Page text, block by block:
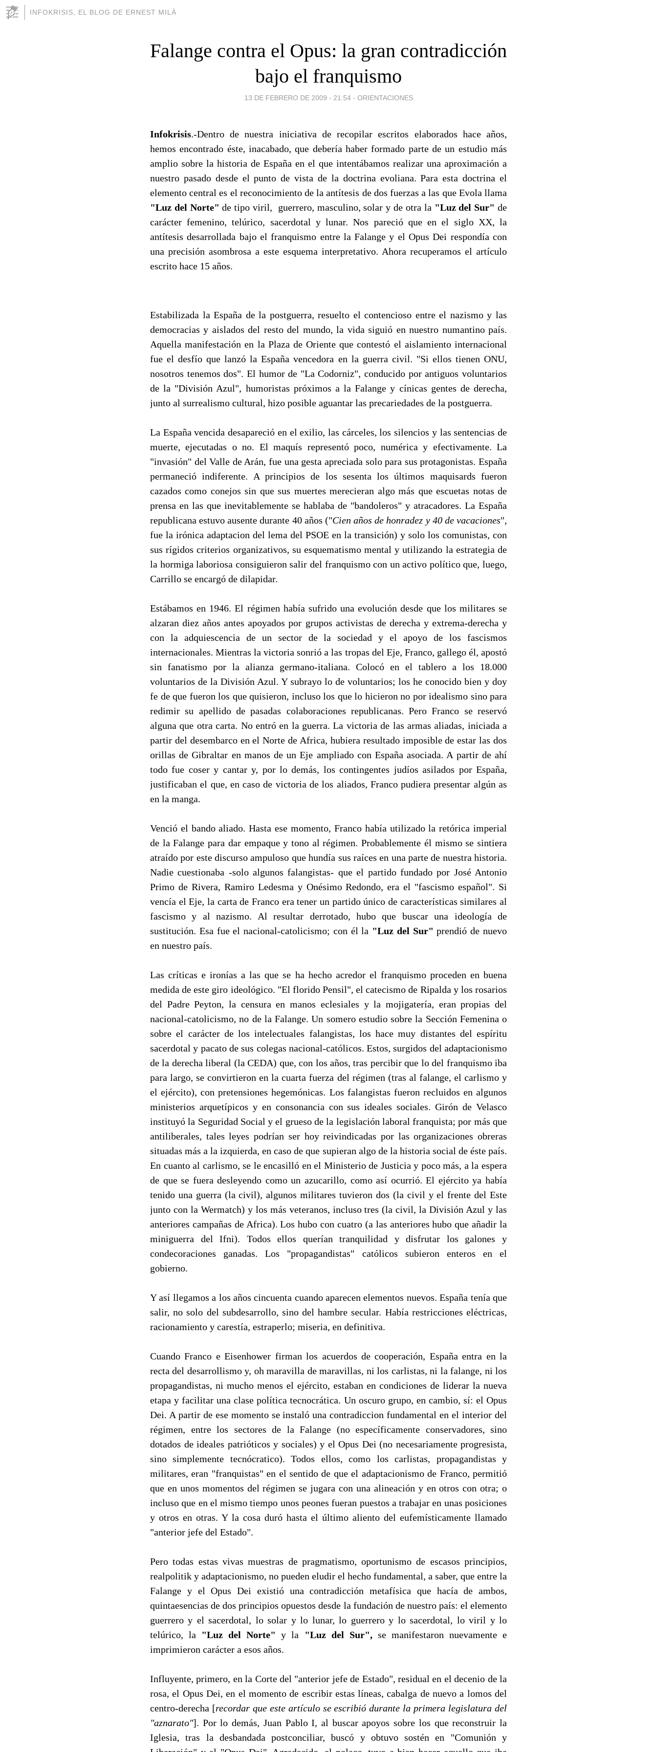
INFOKRISIS, EL BLOG DE ERNEST MILÀ
Falange contra el Opus: la gran contradicción
bajo el franquismo
13 DE FEBRERO DE 2009 - 21:54 - ORIENTACIONES
Infokrisis.-Dentro de nuestra iniciativa de recopilar escritos elaborados hace años,
hemos encontrado éste, inacabado, que debería haber formado parte de un estudio más
amplio sobre la historia de España en el que intentábamos realizar una aproximación a
nuestro pasado desde el punto de vista de la doctrina evoliana. Para esta doctrina el
elemento central es el reconocimiento de la antítesis de dos fuerzas a las que Evola llama
"Luz del Norte"de tipo viril, guerrero, masculino, solar y de otra la "Luz del Sur" de
carácter femenino, telúrico, sacerdotal y lunar. Nos pareció que en el siglo XX, la
antítesis desarrollada bajo el franquismo entre la Falange y el Opus Dei respondía con
una precisión asombrosa a este esquema interpretativo. Ahora recuperamos el artículo
escrito hace 15 años.
Estabilizada la España de la postguerra, resuelto el contencioso entre el nazismo y las
democracias y aislados del resto del mundo, la vida siguió en nuestro numantino país.
Aquella manifestación en la Plaza de Oriente que contestó el aislamiento internacional
fue el desfío que lanzó la España vencedora en la guerra civil. "Si ellos tienen ONU,
nosotros tenemos dos". El humor de "La Codorniz", conducido por antiguos voluntarios
de la "División Azul", humoristas próximos a la Falange y cínicas gentes de derecha,
junto al surrealismo cultural, hizo posible aguantar las precariedades de la postguerra.
La España vencida desapareció en el exilio, las cárceles, los silencios y las sentencias de
muerte, ejecutadas o no. El maquís representó poco, numérica y efectivamente. La
"invasión" del Valle de Arán, fue una gesta apreciada solo para sus protagonistas. España
permaneció indiferente. A principios de los sesenta los últimos maquisards fueron
cazados como conejos sin que sus muertes merecieran algo más que escuetas notas de
prensa en las que inevitablemente se hablaba de "bandoleros" y atracadores. La España
republicana estuvo ausente durante 40 años ("Cien años de honradez y 40 de vacaciones",
fue la irónica adaptacion del lema del PSOE en la transición) y solo los comunistas, con
sus rígidos criterios organizativos, su esquematismo mental y utilizando la estrategia de
la hormiga laboriosa consiguieron salir del franquismo con un activo político que, luego,
Carrillo se encargó de dilapidar.
Estábamos en 1946. El régimen había sufrido una evolución desde que los militares se
alzaran diez años antes apoyados por grupos activistas de derecha y extrema-derecha y
con la adquiescencia de un sector de la sociedad y el apoyo de los fascismos
internacionales. Mientras la victoria sonrió a las tropas del Eje, Franco, gallego él, apostó
sin fanatismo por la alianza germano-italiana. Colocó en el tablero a los 18.000
voluntarios de la División Azul. Y subrayo lo de voluntarios; los he conocido bien y doy
fe de que fueron los que quisieron, incluso los que lo hicieron no por idealismo sino para
redimir su apellido de pasadas colaboraciones republicanas. Pero Franco se reservó
alguna que otra carta. No entró en la guerra. La victoria de las armas aliadas, iniciada a
partir del desembarco en el Norte de Africa, hubiera resultado imposible de estar las dos
orillas de Gibraltar en manos de un Eje ampliado con España asociada. A partir de ahí
todo fue coser y cantar y, por lo demás, los contingentes judíos asilados por España,
justificaban el que, en caso de victoria de los aliados, Franco pudiera presentar algún as
en la manga.
Venció el bando aliado. Hasta ese momento, Franco había utilizado la retórica imperial
de la Falange para dar empaque y tono al régimen. Probablemente él mismo se sintiera
atraído por este discurso ampuloso que hundía sus raíces en una parte de nuestra historia.
Nadie cuestionaba -solo algunos falangistas- que el partido fundado por José Antonio
Primo de Rivera, Ramiro Ledesma y Onésimo Redondo, era el "fascismo español". Si
vencía el Eje, la carta de Franco era tener un partido único de características similares al
fascismo y al nazismo. Al resultar derrotado, hubo que buscar una ideología de
sustitución. Esa fue el nacional-catolicismo; con él la "Luz del Sur" prendió de nuevo
en nuestro país.
Las críticas e ironías a las que se ha hecho acredor el franquismo proceden en buena
medida de este giro ideológico. "El florido Pensil", el catecismo de Ripalda y los rosarios
del Padre Peyton, la censura en manos eclesiales y la mojigatería, eran propias del
nacional-catolicismo, no de la Falange. Un somero estudio sobre la Sección Femenina o
sobre el carácter de los intelectuales falangistas, los hace muy distantes del espíritu
sacerdotal y pacato de sus colegas nacional-católicos. Estos, surgidos del adaptacionismo
de la derecha liberal (la CEDA) que, con los años, tras percibir que lo del franquismo iba
para largo, se convirtieron en la cuarta fuerza del régimen (tras al falange, el carlismo y
el ejército), con pretensiones hegemónicas. Los falangistas fueron recluidos en algunos
ministerios arquetípicos y en consonancia con sus ideales sociales. Girón de Velasco
instituyó la Seguridad Social y el grueso de la legislación laboral franquista; por más que
antiliberales, tales leyes podrían ser hoy reivindicadas por las organizaciones obreras
situadas más a la izquierda, en caso de que supieran algo de la historia social de éste país.
En cuanto al carlismo, se le encasilló en el Ministerio de Justicia y poco más, a la espera
de que se fuera desleyendo como un azucarillo, como así ocurrió. El ejército ya había
tenido una guerra (la civil), algunos militares tuvieron dos (la civil y el frente del Este
junto con la Wermatch) y los más veteranos, incluso tres (la civil, la División Azul y las
anteriores campañas de Africa). Los hubo con cuatro (a las anteriores hubo que añadir la
miniguerra del Ifni). Todos ellos querían tranquilidad y disfrutar los galones y
condecoraciones ganadas. Los "propagandistas" católicos subieron enteros en el
gobierno.
Y así llegamos a los años cincuenta cuando aparecen elementos nuevos. España tenía que
salir, no solo del subdesarrollo, sino del hambre secular. Había restricciones eléctricas,
racionamiento y carestía, estraperlo; miseria, en definitiva.
Cuando Franco e Eisenhower firman los acuerdos de cooperación, España entra en la
recta del desarrollismo y, oh maravilla de maravillas, ni los carlistas, ni la falange, ni los
propagandistas, ni mucho menos el ejército, estaban en condiciones de liderar la nueva
etapa y facilitar una clase política tecnocrática. Un oscuro grupo, en cambio, sí: el Opus
Dei. A partir de ese momento se instaló una contradiccion fundamental en el interior del
régimen, entre los sectores de la Falange (no específicamente conservadores, sino
dotados de ideales patrióticos y sociales) y el Opus Dei (no necesariamente progresista,
sino simplemente tecnócratico). Todos ellos, como los carlistas, propagandistas y
militares, eran "franquistas" en el sentido de que el adaptacionismo de Franco, permitió
que en unos momentos del régimen se jugara con una alineación y en otros con otra; o
incluso que en el mismo tiempo unos peones fueran puestos a trabajar en unas posiciones
y otros en otras. Y la cosa duró hasta el último aliento del eufemísticamente llamado
"anterior jefe del Estado".
Pero todas estas vivas muestras de pragmatismo, oportunismo de escasos principios,
realpolitik y adaptacionismo, no pueden eludir el hecho fundamental, a saber, que entre la
Falange y el Opus Dei existió una contradicción metafísica que hacía de ambos,
quintaesencias de dos principios opuestos desde la fundación de nuestro país: el elemento
guerrero y el sacerdotal, lo solar y lo lunar, lo guerrero y lo sacerdotal, lo viril y lo
telúrico, la "Luz del Norte" y la "Luz del Sur",se manifestaron nuevamente e
imprimieron carácter a esos años.
Influyente, primero, en la Corte del "anterior jefe de Estado", residual en el decenio de la
rosa, el Opus Dei, en el momento de escribir estas líneas, cabalga de nuevo a lomos del
centro-derecha [recordar que este artículo se escribió durante la primera legislatura del
"aznarato"]. Por lo demás, Juan Pablo I, al buscar apoyos sobre los que reconstruir la
Iglesia, tras la desbandada postconciliar, buscó y obtuvo sostén en "Comunión y